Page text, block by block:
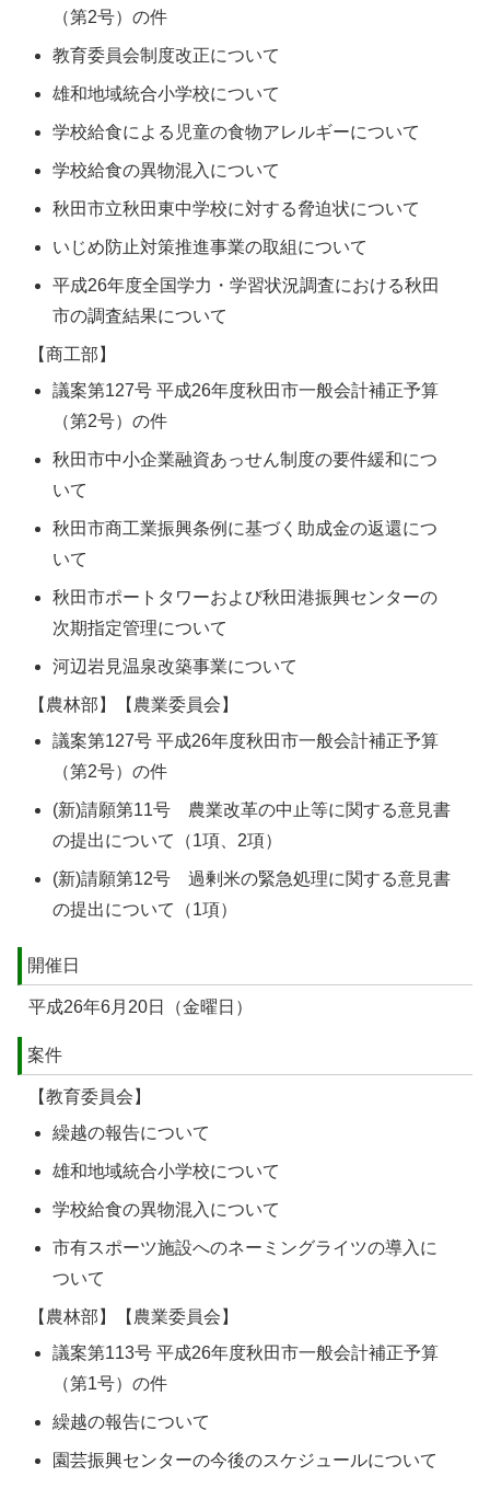
（第2号）の件
教育委員会制度改正について
雄和地域統合小学校について
学校給食による児童の食物アレルギーについて
学校給食の異物混入について
秋田市立秋田東中学校に対する脅迫状について
いじめ防止対策推進事業の取組について
平成26年度全国学力・学習状況調査における秋田
市の調査結果について
【商工部】
議案第127号 平成26年度秋田市一般会計補正予算
（第2号）の件
秋田市中小企業融資あっせん制度の要件緩和につ
いて
秋田市商工業振興条例に基づく助成金の返還につ
いて
秋田市ポートタワーおよび秋田港振興センターの
次期指定管理について
河辺岩見温泉改築事業について
【農林部】【農業委員会】
議案第127号 平成26年度秋田市一般会計補正予算
（第2号）の件
(新)請願第11号 農業改革の中止等に関する意見書
の提出について（1項、2項）
(新)請願第12号 過剰米の緊急処理に関する意見書
の提出について（1項）
開催日
平成26年6月20日（金曜日）
案件
【教育委員会】
繰越の報告について
雄和地域統合小学校について
学校給食の異物混入について
市有スポーツ施設へのネーミングライツの導入に
ついて
【農林部】【農業委員会】
議案第113号 平成26年度秋田市一般会計補正予算
（第1号）の件
繰越の報告について
園芸振興センターの今後のスケジュールについて